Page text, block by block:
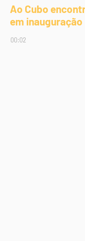
Ao Cubo
em inauguração
00:02